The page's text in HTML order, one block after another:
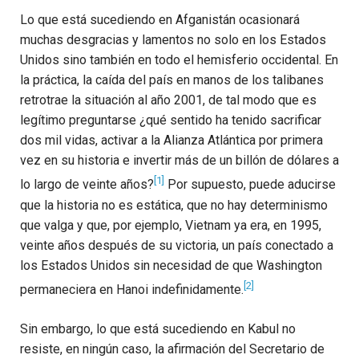
Lo que está sucediendo en Afganistán ocasionará
muchas desgracias y lamentos no solo en los Estados
Unidos sino también en todo el hemisferio occidental. En
la práctica, la caída del país en manos de los talibanes
retrotrae la situación al año 2001, de tal modo que es
legítimo preguntarse ¿qué sentido ha tenido sacrificar
dos mil vidas, activar a la Alianza Atlántica por primera
vez en su historia e invertir más de un billón de dólares a
lo largo de veinte años? [1]
Por supuesto, puede aducirse
que la historia no es estática, que no hay determinismo
que valga y que, por ejemplo, Vietnam ya era, en 1995,
veinte años después de su victoria, un país conectado a
los Estados Unidos sin necesidad de que Washington
permaneciera en Hanoi indefinidamente. [2]
Sin embargo, lo que está sucediendo en Kabul no
resiste, en ningún caso, la afirmación del Secretario de